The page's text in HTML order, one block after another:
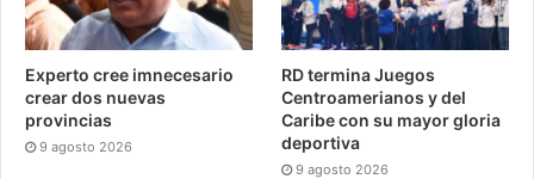
Experto cree imnecesario
crear dos nuevas
provincias
9 agosto 2026
RD termina Juegos
Centroamerianos y del
Caribe con su mayor gloria
deportiva
9 agosto 2026